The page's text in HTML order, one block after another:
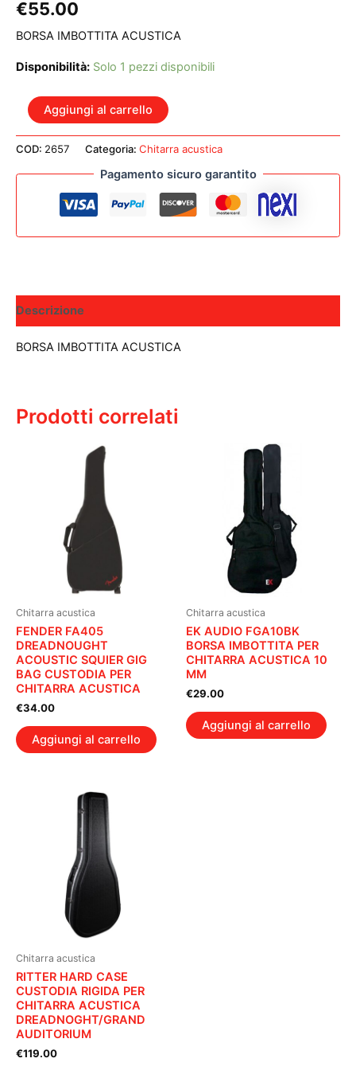
€55.00
BORSA IMBOTTITA ACUSTICA
Disponibilità: Solo 1 pezzi disponibili
CNB
DGB1680
BORSA
PER
Aggiungi al carrello
COD: 2657 Categoria: Chitarra acustica
Pagamento sicuro garantito
Descrizione
BORSA IMBOTTITA ACUSTICA
Prodotti correlati
Chitarra acustica
FENDER FA405
DREADNOUGHT
ACOUSTIC SQUIER GIG
BAG CUSTODIA PER
CHITARRA ACUSTICA
€34.00
Aggiungi al carrello
Chitarra acustica
EK AUDIO FGA10BK
BORSA IMBOTTITA PER
CHITARRA ACUSTICA 10
MM
€29.00
Aggiungi al carrello
Chitarra acustica
RITTER HARD CASE
CUSTODIA RIGIDA PER
CHITARRA ACUSTICA
DREADNOGHT/GRAND
AUDITORIUM
€119.00